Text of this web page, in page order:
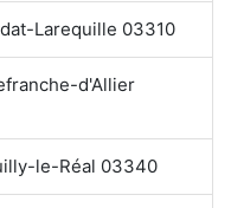
Larequille 03310
d'Allier
le-Réal 03340